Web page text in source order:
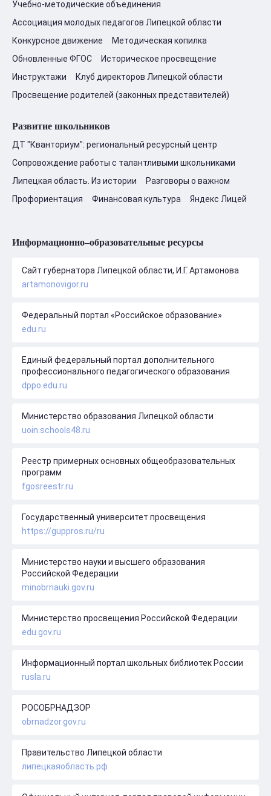
Учебно-методические объединения
Ассоциация молодых педагогов Липецкой области
Конкурсное движение
Методическая копилка
Обновленные ФГОС
Историческое просвещение
Инструктажи
Клуб директоров Липецкой области
Просвещение родителей (законных представителей)
Развитие школьников
ДТ "Кванториум": региональный ресурсный центр
Сопровождение работы с талантливыми школьниками
Липецкая область. Из истории
Разговоры о важном
Профориентация
Финансовая культура Яндекс Лицей
Информационно–образовательные ресурсы
Сайт губернатора Липецкой области, И.Г. Артамонова
artamonovigor.ru
Федеральный портал «Российское образование»
edu.ru
Единый федеральный портал дополнительного
профессионального педагогического образования
dppo.edu.ru
Министерство образования Липецкой области
uoin.schools48.ru
Реестр примерных основных общеобразовательных
программ
fgosreestr.ru
Государственный университет просвещения
https://guppros.ru/ru
Министерство науки и высшего образования
Российской Федерации
minobrnauki.gov.ru
Министерство просвещения Российской Федерации
edu.gov.ru
Информационный портал школьных библиотек России
rusla.ru
РОСОБРНАДЗОР
obrnadzor.gov.ru
Правительство Липецкой области
липецкаяобласть.рф